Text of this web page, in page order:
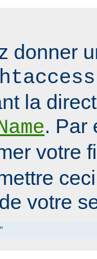
donner
la
. Par
votre
votre